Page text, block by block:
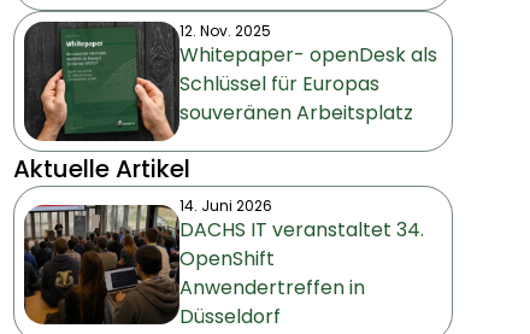
12. Nov. 2025
Whitepaper- openDesk als
Schlüssel für Europas
souveränen Arbeitsplatz
Aktuelle Artikel
14. Juni 2026
DACHS IT veranstaltet 34.
OpenShift
Anwendertreffen in
Düsseldorf